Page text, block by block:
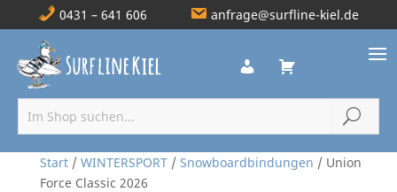
0431 – 641 606 anfrage@surfline-kiel.de
Start/ WINTERSPORT/ Snowboardbindungen / Union
Force Classic 2026